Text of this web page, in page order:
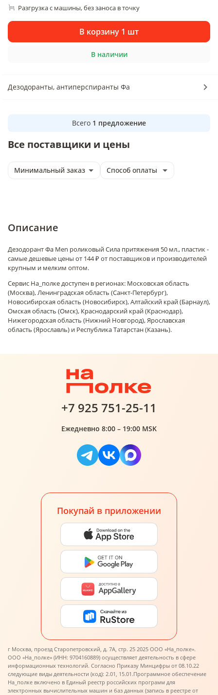
Разгрузка с машины, без заноса в точку
В корзину 1 шт
В наличии
Дезодоранты, антиперспиранты Фа
Всего 1 предложение
Все поставщики и цены
Минимальный заказ Способ оплаты
Описание
Дезодорант Фа Men роликовый Сила притяжения 50 мл., пластик -
самые дешевые цены от 144 ₽ от поставщиков и производителей
крупным и мелким оптом.
Сервис На_полке доступен в регионах: Московская область
(Москва), Ленинградская область (Санкт-Петербург),
Новосибирская область (Новосибирск), Алтайский край (Барнаул),
Омская область (Омск), Краснодарский край (Краснодар),
Нижегородская область (Нижний Новгород), Ярославская
область (Ярославль) и Республика Татарстан (Казань).
+7 925 751-25-11
Ежедневно 8:00 – 19:00 MSK
Покупай в приложении
г Москва, проезд Старопетровский, д. 7А, стр. 25 2025 ООО «На_полке».
ООО «На_полке» (ИНН: 9704160889) осуществляет деятельность в сфере
информационных технологий. Согласно Приказу Минцифры от 08.10.22
следующие виды деятельности (код): 2.01, 15.01.Программное обеспечение
На_полке включено в Единый реестр российских программ для
электронных вычислительных машин и баз данных (запись в реестре от